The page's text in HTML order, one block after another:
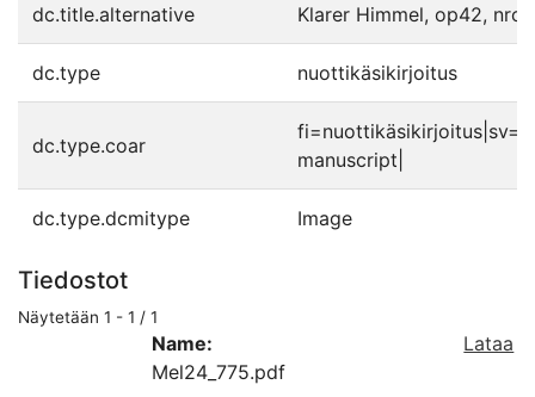
dc.title.alternative Klarer Himmel, op42, nro
dc.type nuottikäsikirjoitus
dc.type.coar
manuscript|
dc.type.dcmitype Image
Tiedostot
Näytetään 1 - 1 / 1
Name:
Mel24_775.pdf
Lataa